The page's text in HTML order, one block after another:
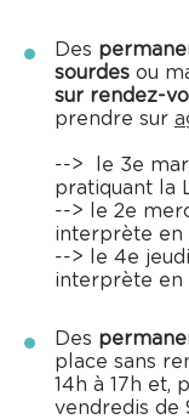
Des
sourdes ou
sur rendez-
prendre sur
--> le 3e
pratiquant la
--> le 2e
interprète en
--> le 4e
interprète en
Des
place sans
14h à 17h et,
vendredis de